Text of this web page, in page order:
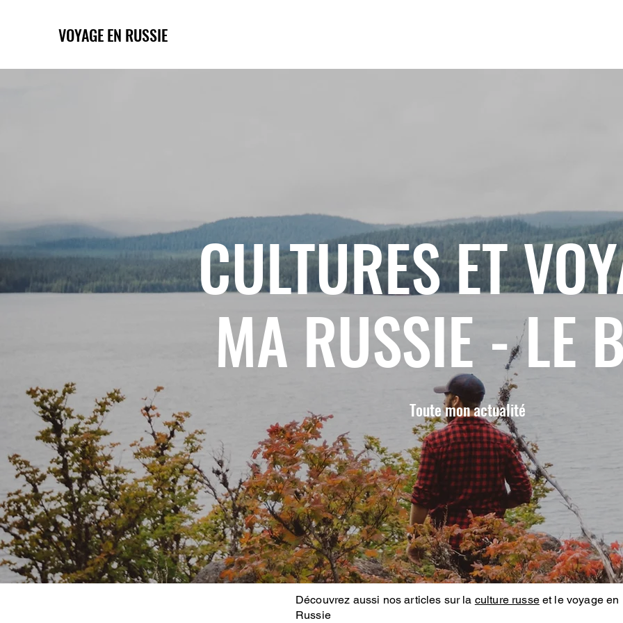
VOYAGE EN RUSSIE
CULTURES ET
MA RUSSIE - LE
Toute mon actualité
Découvrez aussi nos articles sur la culture russeet le voyage en
Russie